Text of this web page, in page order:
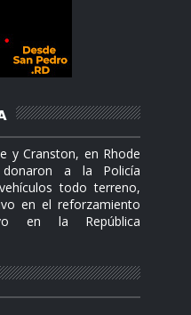
y Cranston, en Rhode
donaron a la Policía
todo terreno,
en el reforzamiento
en la República